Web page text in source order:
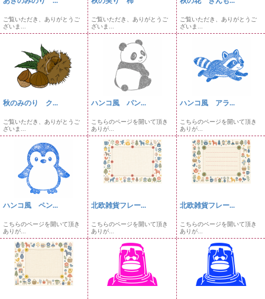
ご覧いただき、ありがとうご
ざいま...
ご覧いただき、ありがとうご
ざいま...
ご覧いただき、ありがとうご
ざいま...
秋のみのり ク...
ご覧いただき、ありがとうご
ざいま...
ハンコ風 パン...
こちらのページを開いて頂き
ありが...
ハンコ風 アラ...
こちらのページを開いて頂き
ありが...
ハンコ風 ペン...
こちらのページを開いて頂き
ありが...
北欧雑貨フレー...
こちらのページを開いて頂き
ありが...
北欧雑貨フレー...
こちらのページを開いて頂き
ありが...